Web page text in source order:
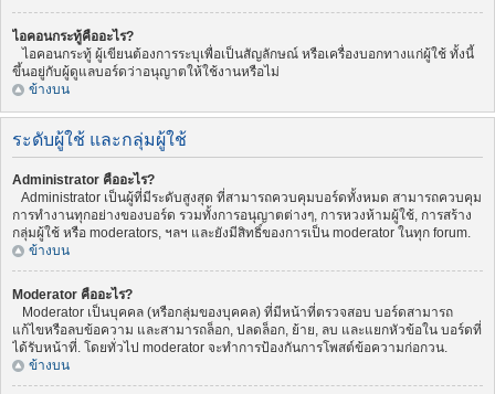
ไอคอนกระทู้คืออะไร?
ไอคอนกระทู้ ผู้เขียนต้องการระบุเพื่อเป็นสัญลักษณ์ หรือเครื่องบอกทางแก่ผู้ใช้ ทั้งนี้
ขึ้นอยู่กับผู้ดูแลบอร์ดว่าอนุญาตให้ใช้งานหรือไม่
ข้างบน
ระดับผู้ใช้ และกลุ่มผู้ใช้
Administrator คืออะไร?
Administrator เป็นผู้ที่มีระดับสูงสุด ที่สามารถควบคุมบอร์ดทั้งหมด สามารถควบคุม
การทำงานทุกอย่างของบอร์ด รวมทั้งการอนุญาตต่างๆ, การหวงห้ามผู้ใช้, การสร้าง
กลุ่มผู้ใช้ หรือ moderators, ฯลฯ และยังมีสิทธิ์ของการเป็น moderator ในทุก forum.
ข้างบน
Moderator คืออะไร?
Moderator เป็นบุคคล (หรือกลุ่มของบุคคล) ที่มีหน้าที่ตรวจสอบ บอร์ดสามารถ
แก้ไขหรือลบข้อความ และสามารถล็อก, ปลดล็อก, ย้าย, ลบ และแยกหัวข้อใน บอร์ดที่
ได้รับหน้าที่. โดยทั่วไป moderator จะทำการป้องกันการโพสต์ข้อความก่อกวน.
ข้างบน